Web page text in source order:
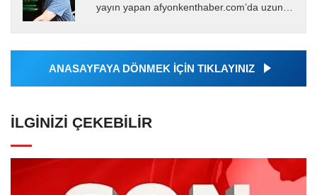
yayın yapan afyonkenthaber.com’da uzun
almakta, haber akışı...
ANASAYFAYA DÖNMEK İÇİN TIKLAYINIZ
İLGINIZI ÇEKEBILIR